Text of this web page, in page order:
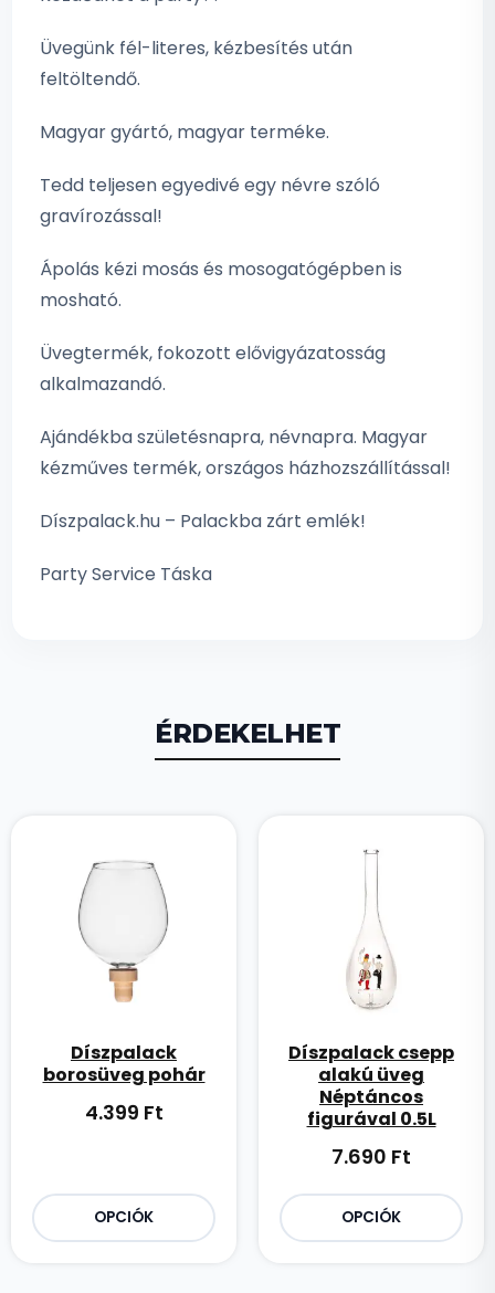
Üvegünk fél-literes, kézbesítés után
feltöltendő.
Magyar gyártó, magyar terméke.
Tedd teljesen egyedivé egy névre szóló
gravírozással!
Ápolás kézi mosás és mosogatógépben is
mosható.
Üvegtermék, fokozott elővigyázatosság
alkalmazandó.
Ajándékba születésnapra, névnapra. Magyar
kézműves termék, országos házhozszállítással!
Díszpalack.hu – Palackba zárt emlék!
Party Service Táska
ÉRDEKELHET
Díszpalack
borosüveg pohár
4.399 Ft
OPCIÓK
Díszpalack csepp
alakú üveg
Néptáncos
figurával 0.5L
7.690 Ft
OPCIÓK